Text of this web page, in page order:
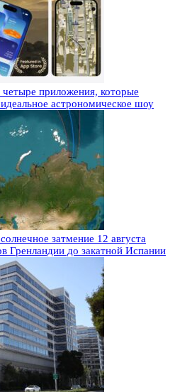
приложения, которые
астрономическое шоу
затмение 12 августа
Гренландии до закатной Испании